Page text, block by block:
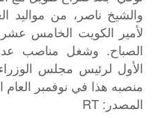
لأمير الكويت الخامس
الصباح. وشغل مناصب
الأول لرئيس مجلس
منصبه هذا في نوفمبر العام
المصدر : RT